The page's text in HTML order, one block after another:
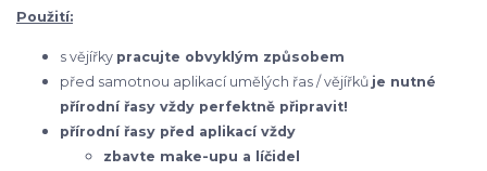
Použití:
s vějířky pracujte obvyklým způsobem
před samotnou aplikací umělých řas / vějířků je nutné
přírodní řasy vždy perfektně připravit!
přírodní řasy před aplikací vždy
zbavte make-upu a líčidel